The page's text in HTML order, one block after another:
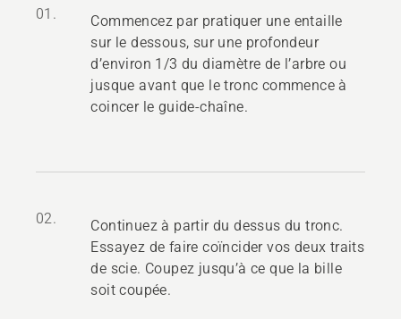
01.
Commencez par pratiquer une entaille
sur le dessous, sur une profondeur
d’environ 1/3 du diamètre de l’arbre ou
jusque avant que le tronc commence à
coincer le guide-chaîne.
02.
Continuez à partir du dessus du tronc.
Essayez de faire coïncider vos deux traits
de scie. Coupez jusqu’à ce que la bille
soit coupée.